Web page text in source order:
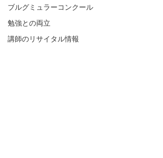
ブルグミュラーコンクール
勉強との両立
講師のリサイタル情報